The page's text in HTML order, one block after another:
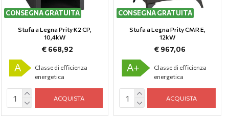
CONSEGNA GRATUITA
Stufa a Legna Prity K2 CP,
10,4kW
€ 668,92
A
Classe di efficienza
energetica
ACQUISTA
CONSEGNA GRATUITA
Stufa a Legna Prity CMR E,
12kW
€ 967,06
A+
Classe di efficienza
energetica
ACQUISTA